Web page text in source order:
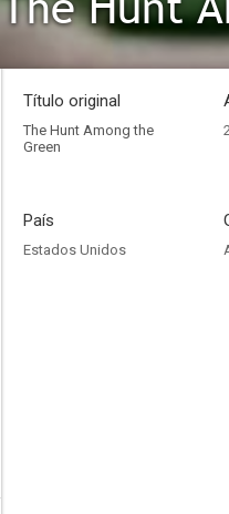
Título original
The Hunt Among the
Green
País
Estados Unidos